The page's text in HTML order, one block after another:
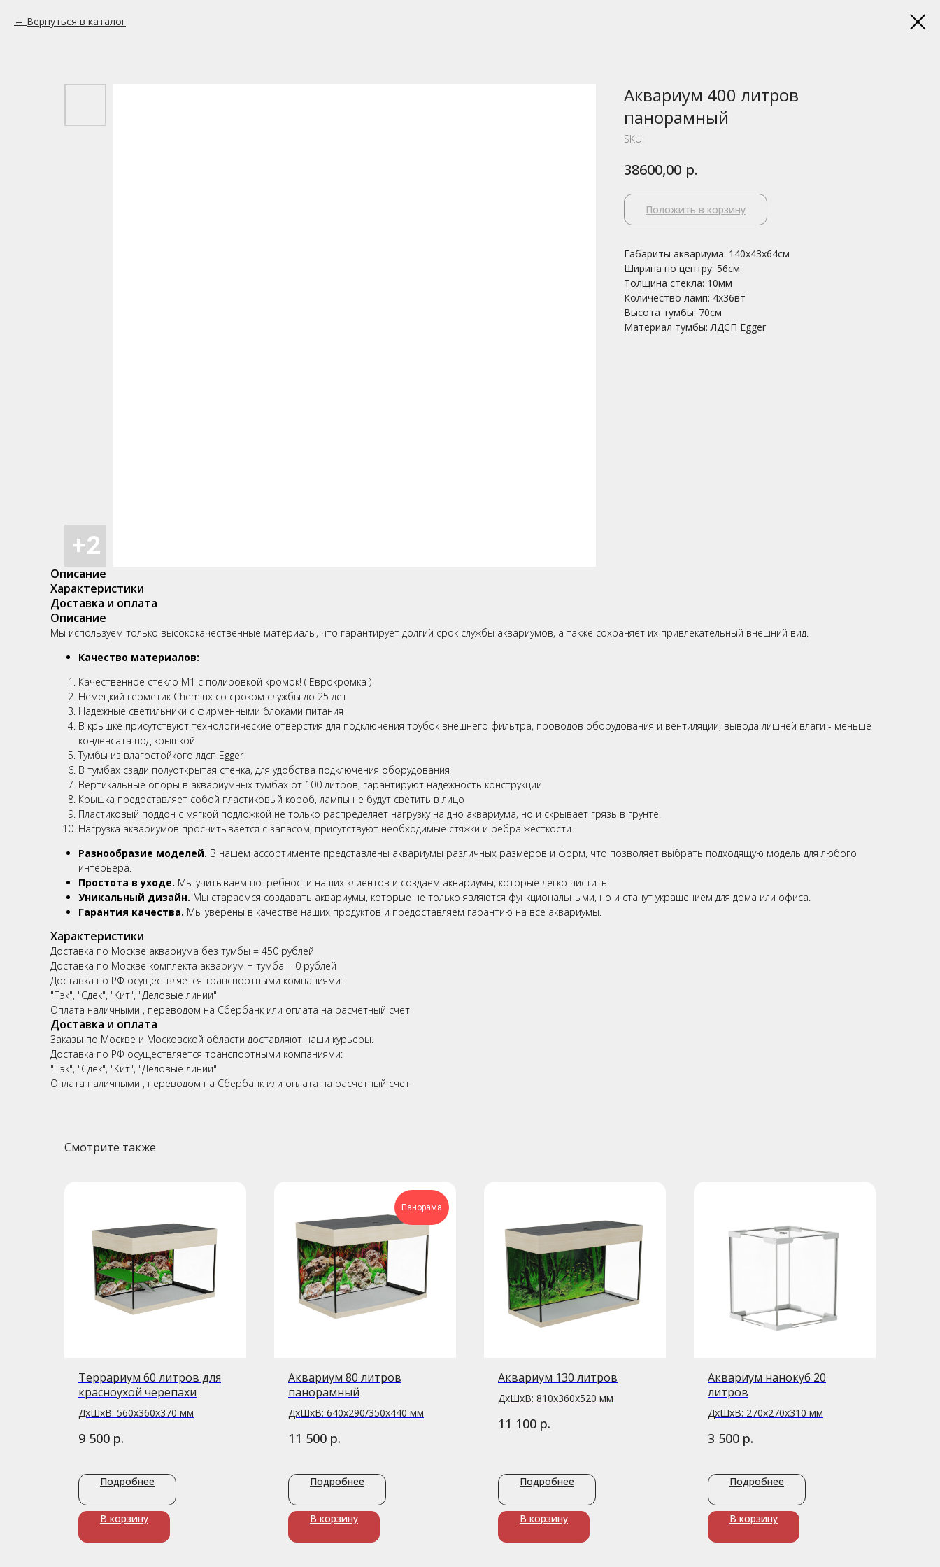
Вернуться в каталог
Аквариум 400 литров
панорамный
SKU:
38600,00 р.
Положить в корзину
Габариты аквариума: 140х43х64см
Ширина по центру: 56см
Толщина стекла: 10мм
Количество ламп: 4х36вт
Высота тумбы: 70см
Материал тумбы: ЛДСП Egger
Описание
Характеристики
Доставка и оплата
Описание
Мы используем только высококачественные материалы, что гарантирует долгий срок службы аквариумов, а также сохраняет их привлекательный внешний вид.
Качество материалов:
Качественное стекло М1 с полировкой кромок! ( Еврокромка )
Немецкий герметик Chemlux со сроком службы до 25 лет
Надежные светильники c фирменными блоками питания
В крышке присутствуют технологические отверстия для подключения трубок внешнего фильтра, проводов оборудования и вентиляции, вывода лишней влаги - меньше
конденсата под крышкой
Тумбы из влагостойкого лдсп Egger
В тумбах сзади полуоткрытая стенка, для удобства подключения оборудования
Вертикальные опоры в аквариумных тумбах от 100 литров, гарантируют надежность конструкции
Крышка предоставляет собой пластиковый короб, лампы не будут светить в лицо
Пластиковый поддон с мягкой подложкой не только распределяет нагрузку на дно аквариума, но и скрывает грязь в грунте!
Нагрузка аквариумов просчитывается с запасом, присутствуют необходимые стяжки и ребра жесткости.
Разнообразие моделей. В нашем ассортименте представлены аквариумы различных размеров и форм, что позволяет выбрать подходящую модель для любого
интерьера.
Простота в уходе. Мы учитываем потребности наших клиентов и создаем аквариумы, которые легко чистить.
Уникальный дизайн. Мы стараемся создавать аквариумы, которые не только являются функциональными, но и станут украшением для дома или офиса.
Гарантия качества. Мы уверены в качестве наших продуктов и предоставляем гарантию на все аквариумы.
Характеристики
Доставка по Москве аквариума без тумбы = 450 рублей
Доставка по Москве комплекта аквариум + тумба = 0 рублей
Доставка по РФ осуществляется транспортными компаниями:
"Пэк", "Сдек", "Кит", "Деловые линии"
Оплата наличными , переводом на Сбербанк или оплата на расчетный счет
Доставка и оплата
Заказы по Москве и Московской области доставляют наши курьеры.
Доставка по РФ осуществляется транспортными компаниями:
"Пэк", "Сдек", "Кит", "Деловые линии"
Оплата наличными , переводом на Сбербанк или оплата на расчетный счет
Смотрите также
Террариум 60 литров для
красноухой черепахи
ДxШxВ: 560x360x370 мм
9 500 р.
Подробнее
В корзину
Панорама
Аквариум 80 литров
панорамный
ДxШxВ: 640x290/350x440 мм
11 500 р.
Подробнее
В корзину
Аквариум 130 литров
ДxШxВ: 810x360x520 мм
11 100 р.
Подробнее
В корзину
Аквариум нанокуб 20
литров
ДxШxВ: 270x270x310 мм
3 500 р.
Подробнее
В корзину